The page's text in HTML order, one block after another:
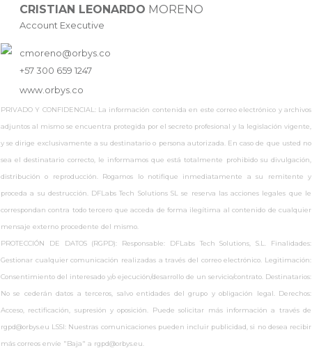
CRISTIAN LEONARDO MORENO
Account Executive
cmoreno@orbys.co
+57 300 659 1247
www.orbys.co
PRIVADO Y CONFIDENCIAL: La información contenida en este correo electrónico y archivos
adjuntos al mismo se encuentra protegida por el secreto profesional y la legislación vigente,
y se dirige exclusivamente a su destinatario o persona autorizada. En caso de que usted no
sea el destinatario correcto, le informamos que está totalmente prohibido su divulgación,
distribución o reproducción. Rogamos lo notifique inmediatamente a su remitente y
proceda a su destrucción. DFLabs Tech Solutions SL se reserva las acciones legales que le
correspondan contra todo tercero que acceda de forma ilegítima al contenido de cualquier
mensaje externo procedente del mismo.
PROTECCIÓN DE DATOS (RGPD): Responsable: DFLabs Tech Solutions, S.L. Finalidades:
Gestionar cualquier comunicación realizadas a través del correo electrónico. Legitimación:
Consentimiento del interesado y/o ejecución/desarrollo de un servicio/contrato. Destinatarios:
No se cederán datos a terceros, salvo entidades del grupo y obligación legal. Derechos:
Acceso, rectificación, supresión y oposición. Puede solicitar más información a través de
rgpd@orbys.eu LSSI: Nuestras comunicaciones pueden incluir publicidad, si no desea recibir
más correos envíe "Baja" a rgpd@orbys.eu.